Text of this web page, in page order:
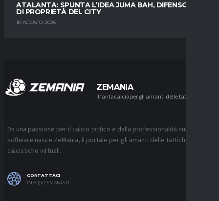
ATALANTA: SPUNTA L’IDEA JUMA BAH, DIFENSORE
DI PROPRIETÀ DEL CITY
10 AGOSTO 2026
ZEMANIA
Il fantacalcio per gli amanti delle tattiche
Da una passione per il calcio tattico e dalla professionalità sui
software nasce ZeMania, il portale per gli amanti delle tattiche
calcistiche virtuali.
CONTATTACI
INFO@ZEMANIA.IT